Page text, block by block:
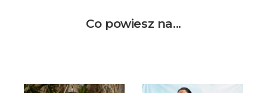
Co powiesz na...